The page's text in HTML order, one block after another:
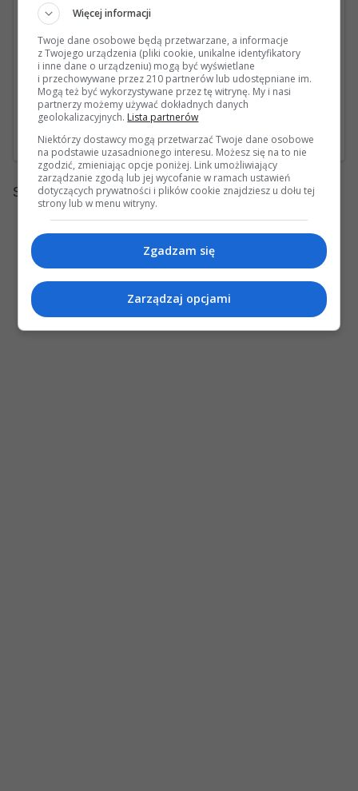
Twoja gwiazda prawie tak piękna jak moja
tym, że moja jest w kolorze myszatym, którego
niewątpliwym plusem jest to, że jak jest lekko
zabrudzony to aż tak bardzo w oczy nie kłuje
.
Celowo nie brałem białego, bo choć ładny jak jest
czysty to wydawało mi się, że trudno jest go utrzymać
w czystości. A jakie są Twoje
wrażenia/doświadczenia?
Strony: 1 Akcje
Więcej informacji
Twoje dane osobowe będą przetwarzane, a informacje
z Twojego urządzenia (pliki cookie, unikalne identyfikatory
i inne dane o urządzeniu) mogą być wyświetlane
i przechowywane przez 210 partnerów lub udostępniane im.
Mogą też być wykorzystywane przez tę witrynę. My i nasi
partnerzy możemy używać dokładnych danych
geolokalizacyjnych. Lista partnerów
Niektórzy dostawcy mogą przetwarzać Twoje dane osobowe
na podstawie uzasadnionego interesu. Możesz się na to nie
zgodzić, zmieniając opcje poniżej. Link umożliwiający
zarządzanie zgodą lub jej wycofanie w ramach ustawień
dotyczących prywatności i plików cookie znajdziesz u dołu tej
strony lub w menu witryny.
Zgadzam się
Zarządzaj opcjami